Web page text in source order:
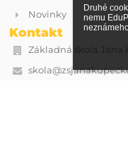
Druhé
nemu
Novinky
Kontakt
Základná škola Jána